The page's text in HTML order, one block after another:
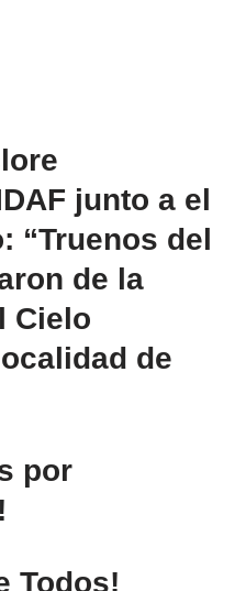
junto a el
“Truenos del
de la
Cielo
de
por
Todos!